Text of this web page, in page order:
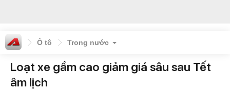
Ô tô Trong nước
Loạt xe gầm cao giảm giá sâu sau Tết
âm lịch